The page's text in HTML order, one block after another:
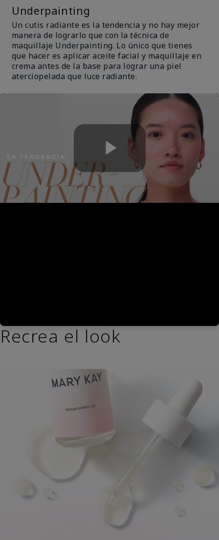
Underpainting
Un cutis radiante es la tendencia y no hay mejor
manera de lograrlo que con la técnica de
maquillaje Underpainting. Lo único que tienes
que hacer es aplicar aceite facial y maquillaje en
crema antes de la base para lograr una piel
aterciopelada que luce radiante.
Play
Recrea el look